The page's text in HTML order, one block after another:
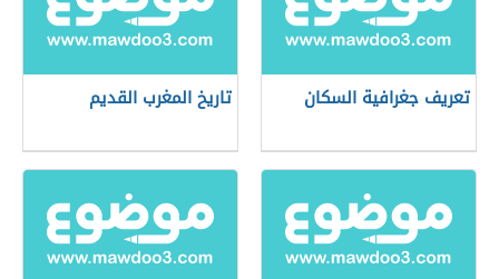
تعريف جغرافية السكان تاريخ المغرب القديم